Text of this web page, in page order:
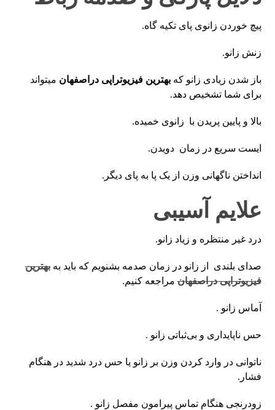
پیچ خوردن زانوی پای تکیه گاه.
زنش زانو.
باز شدن زیادی زانو کهبهترین فیزیوتراپی دراصفهان میتواند
برای شما تشخیص دهد.
بالا و پایین پریدن با زانوی خمیده.
ایست سریع در زمان دویدن.
انداختن ناگهانی وزن از یک پا به پای دیگر.
علایم آسیبی
درد غیر منتظره و زیاد زانو.
صدای بلندی از زانو در زمان صدمه بشنویم که باید بهبهترین
فیزیوتراپی دراصفهانمراجعه کنیم.
آماس زانو .
حس ناپایداری و بی‌ثباتی زانو .
ناتوانی در وارد کردن وزن بر زانو یا حس درد شدید در هنگام
فشار.
زودرنجی هنگام تماس پیرامون مفصل زانو .